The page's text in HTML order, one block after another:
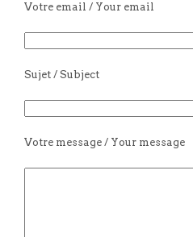
Votre email / Your email
Sujet / Subject
Votre message / Your message